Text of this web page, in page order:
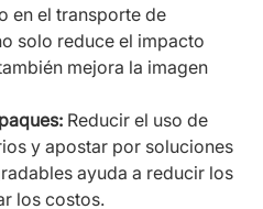
en el transporte de
solo reduce el impacto
mejora la imagen
Reducir el uso de
y apostar por soluciones
ayuda a reducir los
los costos.